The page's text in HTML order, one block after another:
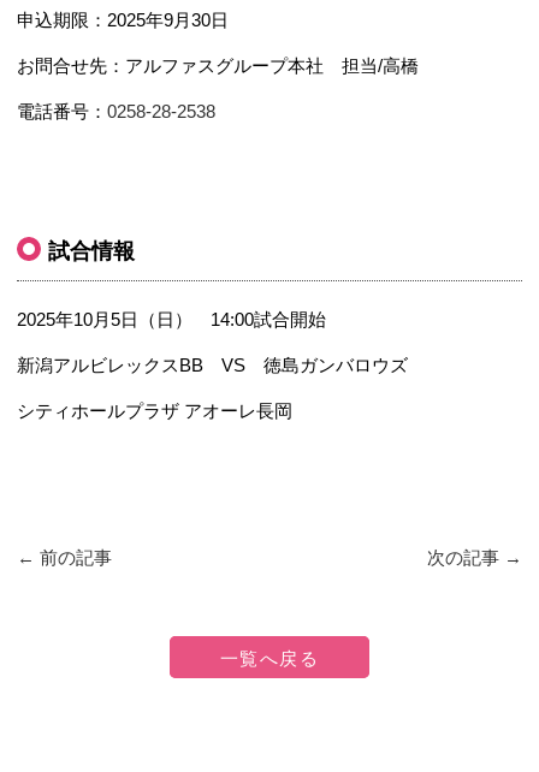
申込期限：2025年9月30日
お問合せ先：アルファスグループ本社 担当/高橋
電話番号： 0258-28-2538
試合情報
2025年10月5日（日） 14:00試合開始
新潟アルビレックスBB VS 徳島ガンバロウズ
シティホールプラザ アオーレ長岡
← 前の記事 次の記事 →
一覧へ戻る